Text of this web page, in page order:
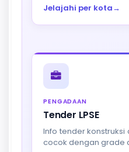
Jelajahi per kota→
PENGADAAN
Tender LPSE
Info tender konstruksi
cocok dengan grade